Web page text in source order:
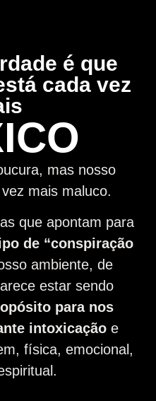
é que
cada vez
mas nosso
mais maluco.
que apontam para
de “conspiração
ambiente, de
estar sendo
para nos
intoxicaçãoe
física, emocional,